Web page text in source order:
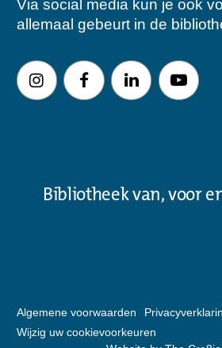
Via social media kun je ook
allemaal gebeurt in de
Bibliotheek van, voor
Algemene voorwaarden
Wijzig uw cookievoorkeuren